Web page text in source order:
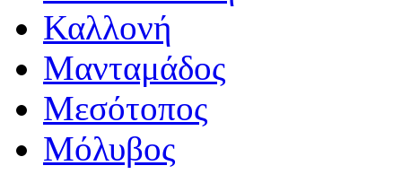
Καλλονή
Μανταμάδος
Μεσότοπος
Μόλυβος